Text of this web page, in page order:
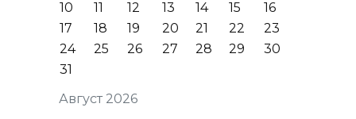
Выставка «По городам и
весям»
06 августа 2026 18:29
Август 2026
10
11 12 13 14 15
16
17
18 19 20 21 22
23
24
25 26 27 28 29
30
31